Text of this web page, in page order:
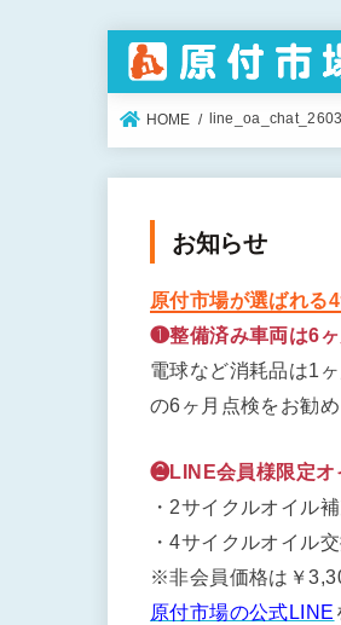
HOME
お知らせ
原付市場が選ばれる
❶整備済み車両は6
電球など消耗品は1
の6ヶ月点検をお勧め
❷LINE会員様限定オ
・2サイクルオイル
・4サイクルオイル
※非会員価格は￥
原付市場の公式LINE